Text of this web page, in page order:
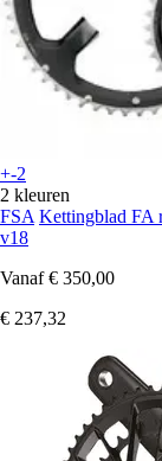
+-2
2 kleuren
FSA Kettingblad FA
v18
Vanaf € 350,00
€ 237,32